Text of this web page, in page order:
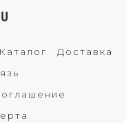
Каталог
Доставка